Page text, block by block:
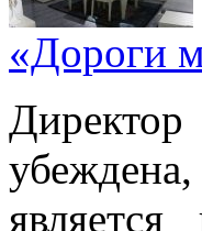
«Дороги